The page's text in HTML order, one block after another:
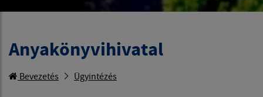
Anyakönyvihivatal
Bevezetés Ügyintézés